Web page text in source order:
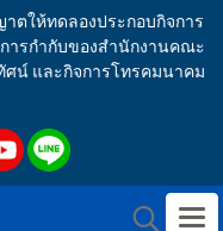
ตให้ทดลองประกอบกิจการ
การกำกับของสำนักงานคณะ
ศน์ และกิจการโทรคมนาคม